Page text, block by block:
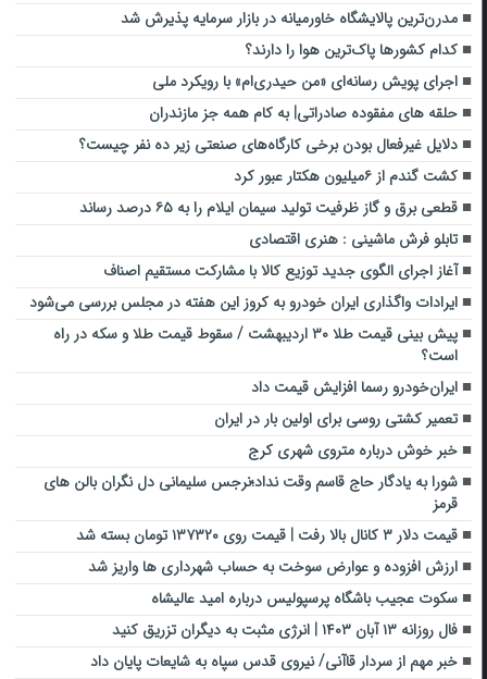
مدرن‌ترین پالایشگاه خاورمیانه در بازار سرمایه پذیرش شد
کدام کشورها پاک‌ترین هوا را دارند؟
اجرای پویش رسانه‌ای «من حیدری‌ام» با رویکرد ملی
حلقه های مفقوده صادراتی| به کام همه جز مازندران
دلایل غیرفعال بودن برخی کارگاه‌های صنعتی زیر ده نفر چیست؟
کشت گندم از ۶میلیون هکتار عبور کرد
قطعی برق و گاز ظرفیت تولید سیمان ایلام را به ۶۵ درصد رساند‌
تابلو فرش ماشینی : هنری اقتصادی
آغاز اجرای الگوی جدید توزیع کالا با مشارکت مستقیم اصناف
ایرادات واگذاری ایران خودرو به کروز این هفته در مجلس بررسی می‌شود
پیش بینی قیمت طلا ۳۰ اردیبهشت / سقوط قیمت طلا و سکه در راه
است؟
ایران‌خودرو رسما افزایش قیمت داد
تعمیر کشتی روسی برای اولین بار در ایران
خبر خوش درباره متروی شهری کرج
شورا به یادگار حاج قاسم وقت نداد؛نرجس سلیمانی دل نگران بالن های
قرمز
قیمت دلار ۳ کانال بالا رفت | قیمت روی ۱۳۷۳۲۰ تومان بسته شد
ارزش افزوده و عوارض سوخت به حساب شهرداری ها واریز شد
سکوت عجیب باشگاه پرسپولیس درباره امید عالیشاه
فال روزانه ۱۳ آبان ۱۴۰۳ | انرژی مثبت به دیگران تزریق کنید
خبر مهم از سردار قاآنی/ نیروی قدس سپاه به شایعات پایان داد